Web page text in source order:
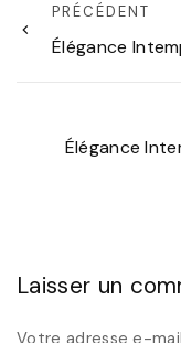
PRÉCÉDENT
Élégance
Élégance
Laisser un